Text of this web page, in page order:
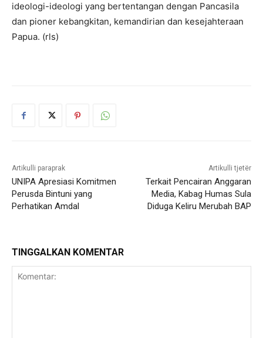
ideologi-ideologi yang bertentangan dengan Pancasila
dan pioner kebangkitan, kemandirian dan kesejahteraan
Papua. (rls)
Artikulli paraprak
UNIPA Apresiasi Komitmen
Perusda Bintuni yang
Perhatikan Amdal
Artikulli tjetër
Terkait Pencairan Anggaran
Media, Kabag Humas Sula
Diduga Keliru Merubah BAP
TINGGALKAN KOMENTAR